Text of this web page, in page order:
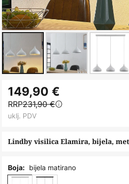
to
the
beginning
the
gallery
Lindby visilica Elamira, bijela,
149,90 €
RRP231,90 €
uklj. PDV
Boja: bijela matirano